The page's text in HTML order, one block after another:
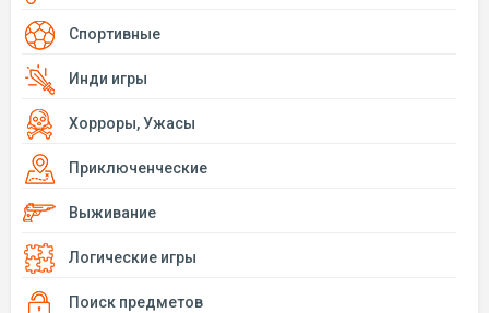
Спортивные
Инди игры
Хорроры, Ужасы
Приключенческие
Выживание
Логические игры
Поиск предметов